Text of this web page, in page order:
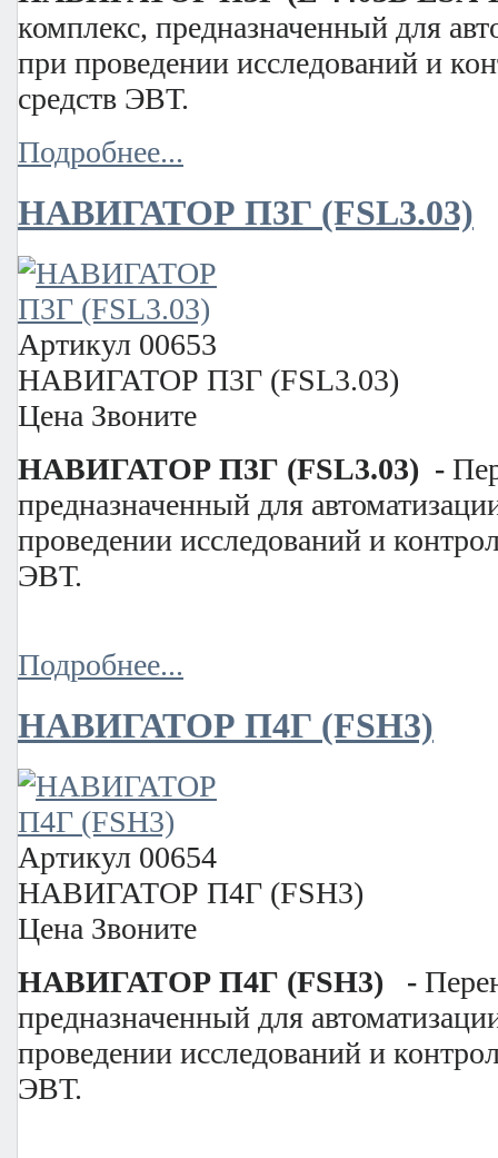
комплекс, предназначенный для
при проведении исследований и
средств ЭВТ.
Подробнее...
НАВИГАТОР П3Г (FSL3.03)
Артикул 00653
НАВИГАТОР П3Г (FSL3.03)
Цена Звоните
НАВИГАТОР П3Г (FSL3.03) -
предназначенный для
проведении исследований и
ЭВТ.
Подробнее...
НАВИГАТОР П4Г (FSH3)
Артикул 00654
НАВИГАТОР П4Г (FSH3)
Цена Звоните
НАВИГАТОР П4Г (FSH3) -
предназначенный для
проведении исследований и
ЭВТ.